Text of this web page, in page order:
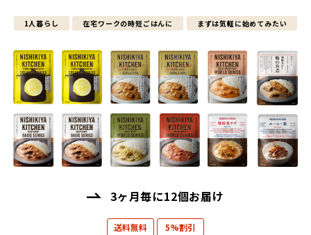
1人暮らし 在宅ワークの時短ごはんに まずは気軽に始めてみたい
3ヶ月毎に12個お届け
送料無料 5%割引